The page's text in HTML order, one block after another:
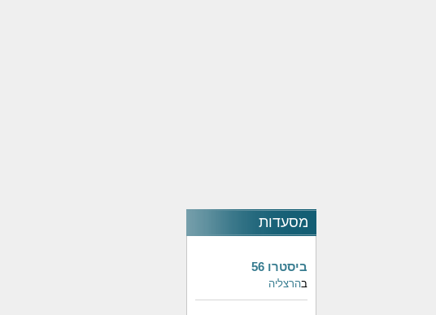
מסעדות
ביסטרו 56
בהרצליה